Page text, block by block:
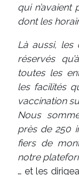
qui
dont les
Là aussi, les
réservés
toutes les
les facilités
vaccination
Nous
près de 250
fiers de
notre
… et les